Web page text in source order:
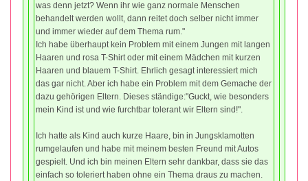
was denn jetzt? Wenn ihr wie ganz normale Menschen
behandelt werden wollt, dann reitet doch selber nicht immer
und immer wieder auf dem Thema rum."
Ich habe überhaupt kein Problem mit einem Jungen mit langen
Haaren und rosa T-Shirt oder mit einem Mädchen mit kurzen
Haaren und blauem T-Shirt. Ehrlich gesagt interessiert mich
das gar nicht. Aber ich habe ein Problem mit dem Gemache der
dazu gehörigen Eltern. Dieses ständige:"Guckt, wie besonders
mein Kind ist und wie furchtbar tolerant wir Eltern sind!".
Ich hatte als Kind auch kurze Haare, bin in Jungsklamotten
rumgelaufen und habe mit meinem besten Freund mit Autos
gespielt. Und ich bin meinen Eltern sehr dankbar, dass sie das
einfach so toleriert haben ohne ein Thema draus zu machen.